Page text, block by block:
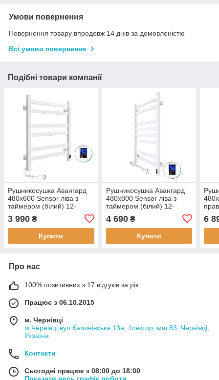
Умови повернення
Повернення товару впродовж 14 днів за домовленістю
Всі умови повернення
Подібні товари компанії
Рушникосушка Авангард
480х600 Sensor ліва з
таймером (білий) 12-
3 990 ₴
Купити
Рушникосушка Авангард
480х800 Sensor ліва з
таймером (білий) 12-
4 690₴
Купити
6
Про нас
100% позитивних з 17 відгуків за рік
Працює з 06.10.2015
м. Чернівці
м.Чернівці,вул.Калинівська 13а, 1сектор, маг.83, Чернівці,
Україна
Контакти
Сьогодні працює з 08:00 до 18:00